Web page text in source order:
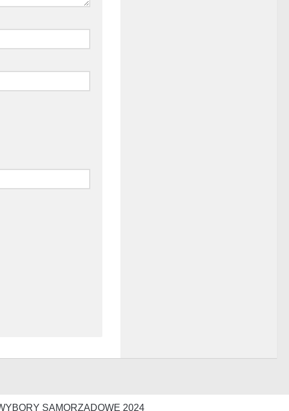
SAMORZĄDOWE 2024